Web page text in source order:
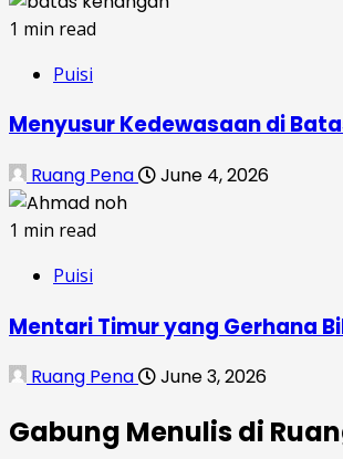
1 min read
Puisi
Menyusur Kedewasaan di
Ruang Pena June 4, 2026
1 min read
Puisi
Mentari Timur yang Gerhana
Ruang Pena June 3, 2026
Gabung Menulis di